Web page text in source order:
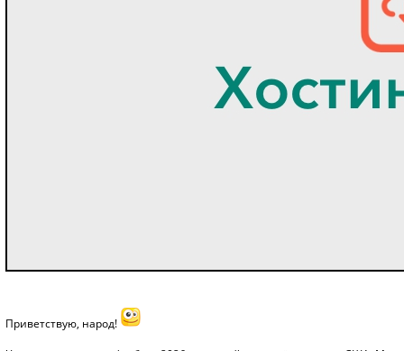
Приветствую, народ!